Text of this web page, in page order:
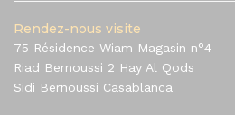
Rendez-nous visite
75 Résidence Wiam Magasin n°4
Riad Bernoussi 2 Hay Al Qods
Sidi Bernoussi Casablanca